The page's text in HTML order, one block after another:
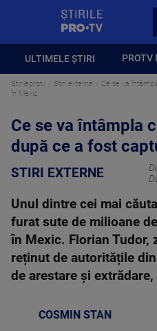
ULTIMELE ȘTIRI PROTV
Stirileprotv Stiri externe
Ce se va
în Mexic
Ce se va întâmpla
după ce a fost
STIRI EXTERNE
Unul dintre cei mai
furat sute de milioane
în Mexic. Florian Tudor,
reținut de autoritățile
de arestare și
COSMIN STAN